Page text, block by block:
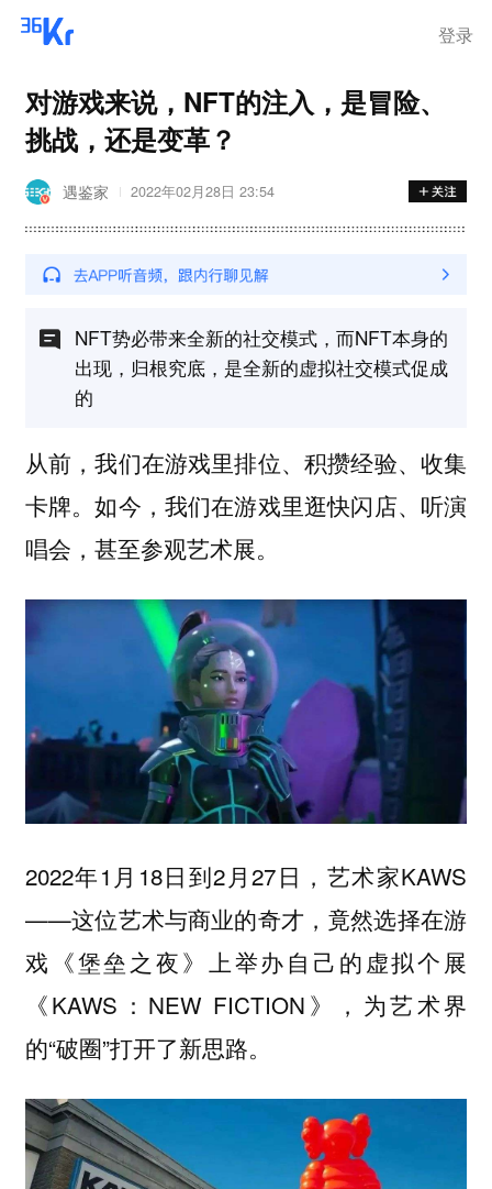
登录
对游戏来说，NFT的注入，是冒险、
挑战，还是变革？
遇鉴家 2022年02月28日 23:54
NFT势必带来全新的社交模式，而NFT本身的
出现，归根究底，是全新的虚拟社交模式促成
的
从前，我们在游戏里排位、积攒经验、收集
卡牌。如今，我们在游戏里逛快闪店、听演
唱会，甚至参观艺术展。
2022年1月18日到2月27日，艺术家KAWS
——这位艺术与商业的奇才，竟然选择在游
戏《堡垒之夜》上举办自己的虚拟个展
《KAWS：NEW FICTION》，为艺术界
的“破圈”打开了新思路。